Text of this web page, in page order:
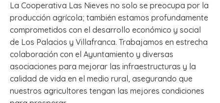
La Cooperativa Las Nieves no solo se preocupa por la
producción agrícola; también estamos profundamente
comprometidos con el desarrollo económico y social
de Los Palacios y Villafranca. Trabajamos en estrecha
colaboración con el Ayuntamiento y diversas
asociaciones para mejorar las infraestructuras y la
calidad de vida en el medio rural, asegurando que
nuestros agricultores tengan las mejores condiciones